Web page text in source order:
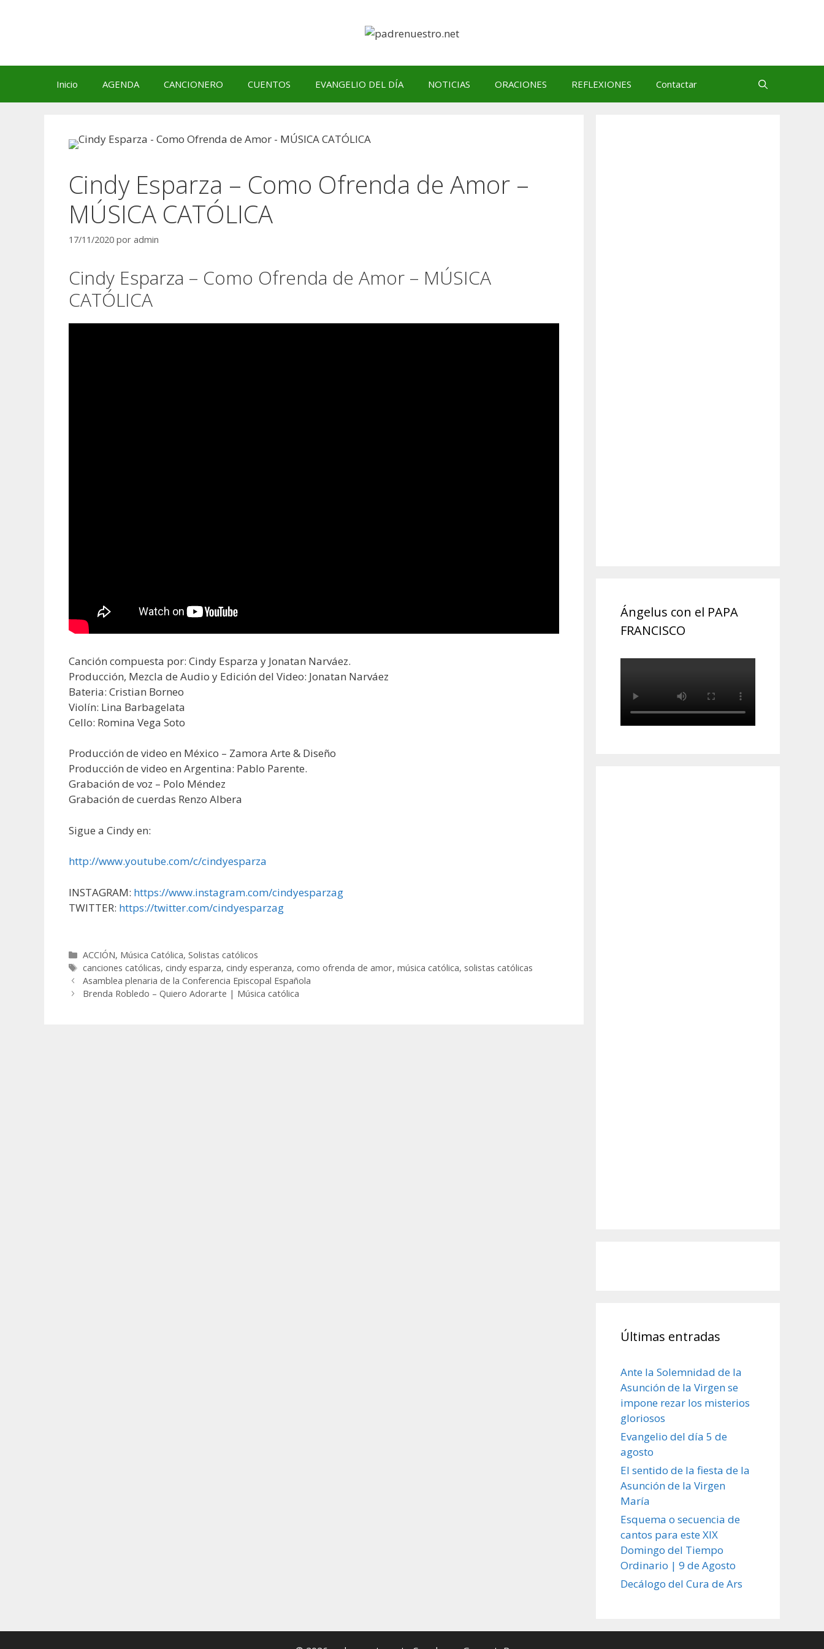
Inicio AGENDA CANCIONERO CUENTOS EVANGELIO DEL DÍA NOTICIAS ORACIONES REFLEXIONES Contactar
Cindy Esparza – Como Ofrenda de Amor –
MÚSICA CATÓLICA
17/11/2020 por admin
Cindy Esparza – Como Ofrenda de Amor – MÚSICA
CATÓLICA
Canción compuesta por: Cindy Esparza y Jonatan Narváez.
Producción, Mezcla de Audio y Edición del Video: Jonatan Narváez
Bateria: Cristian Borneo
Violín: Lina Barbagelata
Cello: Romina Vega Soto
Producción de video en México – Zamora Arte & Diseño
Producción de video en Argentina: Pablo Parente.
Grabación de voz – Polo Méndez
Grabación de cuerdas Renzo Albera
Sigue a Cindy en:
http://www.youtube.com/c/cindyesparza
INSTAGRAM: https://www.instagram.com/cindyesparzag
TWITTER: https://twitter.com/cindyesparzag
Categorías
ACCIÓN, Música Católica,Solistas católicos
Etiquetas
canciones católicas,cindy esparza,cindy esperanza,como ofrenda de amor,música católica, solistas católicas
Asamblea plenaria de la Conferencia Episcopal Española
Brenda Robledo – Quiero Adorarte | Música católica
Ángelus con el PAPA
FRANCISCO
Últimas entradas
Ante la Solemnidad de la
Asunción de la Virgen se
impone rezar los misterios
gloriosos
Evangelio del día 5 de
agosto
El sentido de la fiesta de la
Asunción de la Virgen
María
Esquema o secuencia de
cantos para este XIX
Domingo del Tiempo
Ordinario | 9 de Agosto
Decálogo del Cura de Ars